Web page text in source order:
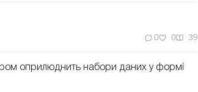
0 0 39
оприлюднить набори даних у формі